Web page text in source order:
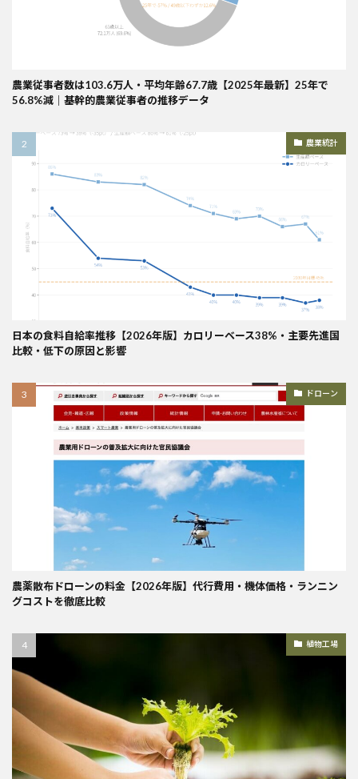
農業従事者数は103.6万人・平均年齢67.7歳【2025年最新】25年で
56.8%減｜基幹的農業従事者の推移データ
農業統計
日本の食料自給率推移【2026年版】カロリーベース38%・主要先進国
比較・低下の原因と影響
ドローン
農薬散布ドローンの料金【2026年版】代行費用・機体価格・ランニン
グコストを徹底比較
植物工場